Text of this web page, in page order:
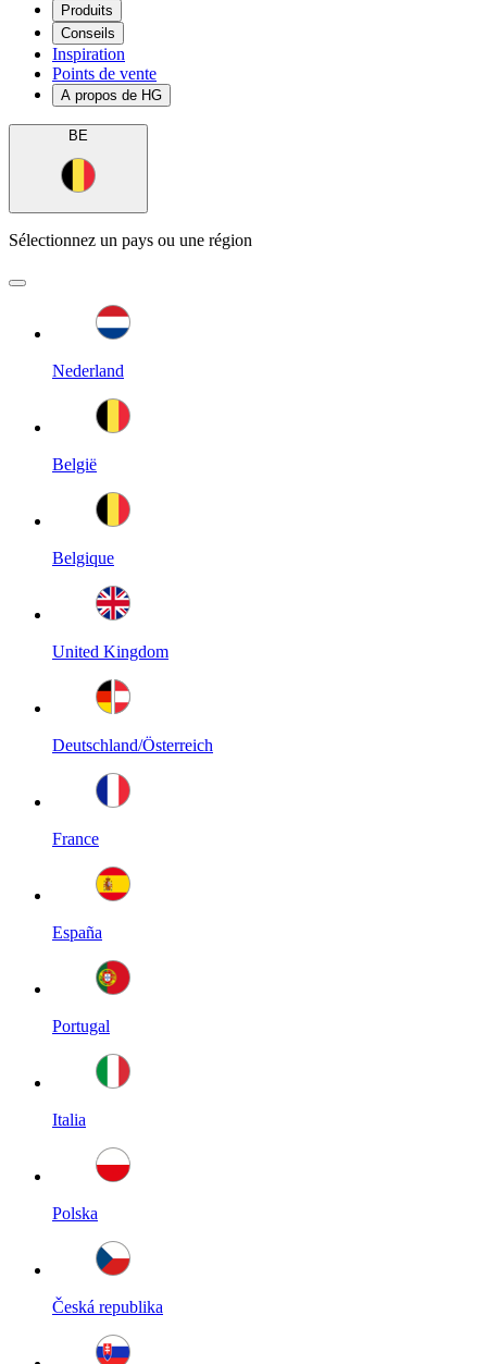
Produits
Conseils
Inspiration
Points de vente
A propos de HG
BE
Sélectionnez un pays ou une région
Nederland
België
Belgique
United Kingdom
Deutschland/Österreich
France
España
Portugal
Italia
Polska
Česká republika